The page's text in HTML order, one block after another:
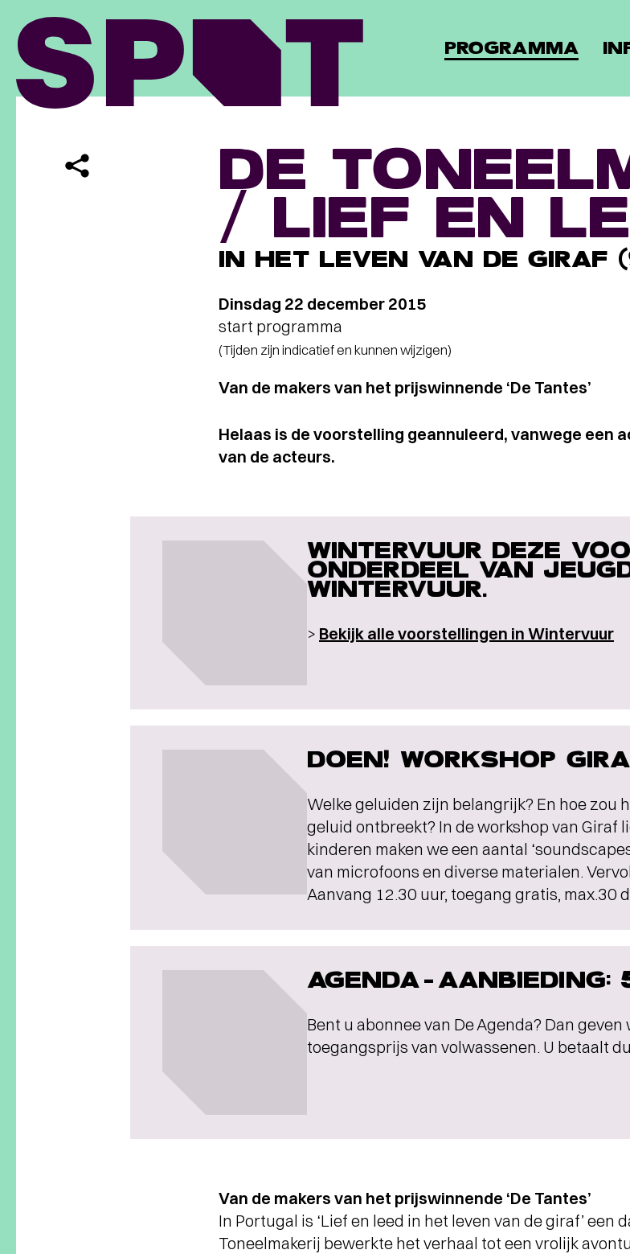
PROGRAMMA
DE
/ LIEF EN
IN HET LEVEN VAN DE GIRAF
Dinsdag 22 december 2015
start programma
(Tijden zijn indicatief en kunnen wijzigen)
Van de makers van het prijswinnende ‘De Tantes’
Helaas is de voorstelling geannuleerd, vanwege een
van de acteurs.
WINTERVUUR DEZE
ONDERDEEL VAN
WINTERVUUR.
> Bekijk alle voorstellingen in Wintervuur
DOEN! WORKSHOP
Welke geluiden zijn belangrijk? En hoe zou
geluid ontbreekt? In de workshop van Giraf
kinderen maken we een aantal
van microfoons en diverse materialen.
Aanvang 12.30 uur, toegang gratis, max.30
AGENDA-AANBIEDING:
Bent u abonnee van De Agenda? Dan
toegangsprijs van volwassenen. U betaalt
Van de makers van het prijswinnende ‘De Tantes’
In Portugal is ‘Lief en leed in het leven van de giraf’ een
Toneelmakerij bewerkte het verhaal tot een vrolijk